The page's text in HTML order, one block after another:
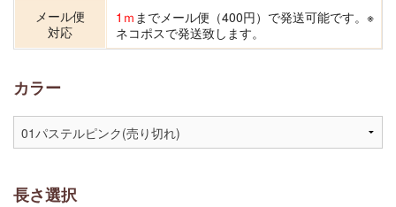
メール便
対応
1ｍ までメール便（400円）で発送可能です。※
ネコポスで発送致します。
カラー
長さ選択